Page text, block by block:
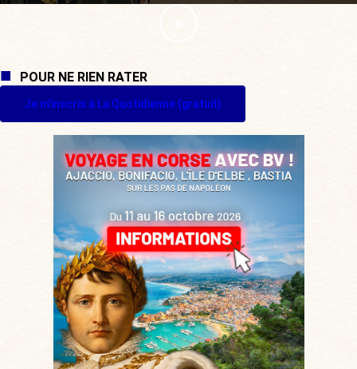
POUR NE RIEN RATER
Je m'inscris à La Quotidienne (gratuit)